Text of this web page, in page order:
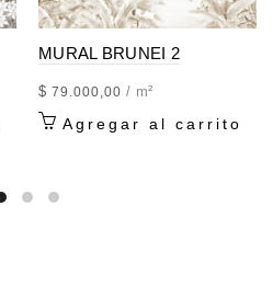
MURAL BRUNEI 2
$ 79.000,00 / m²
Agregar al carrito